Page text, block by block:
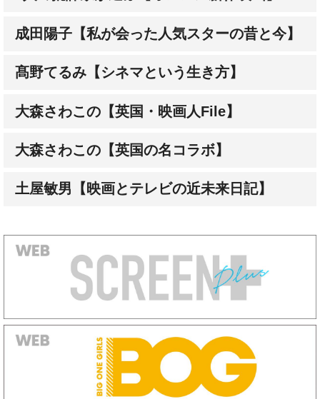
成田陽子【私が会った人気スターの昔と今】
髙野てるみ【シネマという生き方】
大森さわこの【英国・映画人File】
大森さわこの【英国の名コラボ】
土屋敏男【映画とテレビの近未来日記】